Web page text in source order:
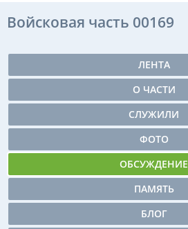
Войсковая часть 00169
ЛЕНТА
О ЧАСТИ
СЛУЖИЛИ
ФОТО
ОБСУЖДЕНИЕ
ПАМЯТЬ
БЛОГ